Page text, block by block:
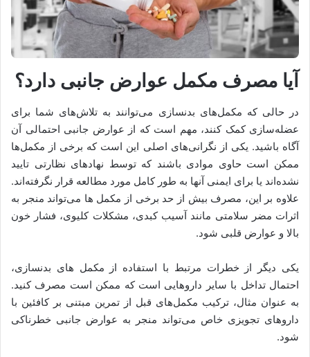
آیا مصرف مکمل عوارض جانبی دارد؟
در حالی که مکمل‌های بدنسازی می‌توانند به تلاش‌های شما برای
عضله‌سازی کمک کنند، مهم است که از عوارض جانبی احتمالی آن
آگاه باشید. یکی از نگرانی‌های اصلی این است که برخی از مکمل‌ها
ممکن است حاوی موادی باشند که توسط نهادهای نظارتی تایید
نشده‌اند یا برای ایمنی آنها به طور کامل مورد مطالعه قرار نگرفته‌اند.
علاوه بر این، مصرف بیش از حد برخی از مکمل ها می‌تواند منجر به
اثرات مضر سلامتی مانند آسیب کبدی، مشکلات کلیوی، فشار خون
بالا و عوارض قلبی شود.
یکی دیگر از خطرات مرتبط با استفاده از مکمل های بدنسازی،
احتمال تداخل با سایر داروهایی است که ممکن است مصرف کنید.
به عنوان مثال، ترکیب مکمل‌های قبل از تمرین مبتنی بر کافئین با
داروهای تجویزی خاص می‌تواند منجر به عوارض جانبی خطرناکی
شود.